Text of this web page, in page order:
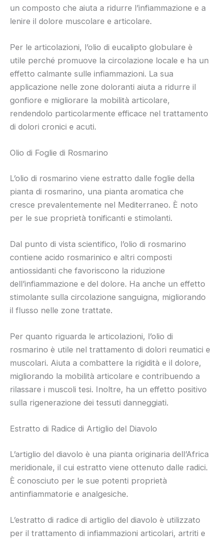
un composto che aiuta a ridurre l’infiammazione e a
lenire il dolore muscolare e articolare.
Per le articolazioni, l’olio di eucalipto globulare è
utile perché promuove la circolazione locale e ha un
effetto calmante sulle infiammazioni. La sua
applicazione nelle zone doloranti aiuta a ridurre il
gonfiore e migliorare la mobilità articolare,
rendendolo particolarmente efficace nel trattamento
di dolori cronici e acuti.
Olio di Foglie di Rosmarino
L’olio di rosmarino viene estratto dalle foglie della
pianta di rosmarino, una pianta aromatica che
cresce prevalentemente nel Mediterraneo. È noto
per le sue proprietà tonificanti e stimolanti.
Dal punto di vista scientifico, l’olio di rosmarino
contiene acido rosmarinico e altri composti
antiossidanti che favoriscono la riduzione
dell’infiammazione e del dolore. Ha anche un effetto
stimolante sulla circolazione sanguigna, migliorando
il flusso nelle zone trattate.
Per quanto riguarda le articolazioni, l’olio di
rosmarino è utile nel trattamento di dolori reumatici e
muscolari. Aiuta a combattere la rigidità e il dolore,
migliorando la mobilità articolare e contribuendo a
rilassare i muscoli tesi. Inoltre, ha un effetto positivo
sulla rigenerazione dei tessuti danneggiati.
Estratto di Radice di Artiglio del Diavolo
L’artiglio del diavolo è una pianta originaria dell’Africa
meridionale, il cui estratto viene ottenuto dalle radici.
È conosciuto per le sue potenti proprietà
antinfiammatorie e analgesiche.
L’estratto di radice di artiglio del diavolo è utilizzato
per il trattamento di infiammazioni articolari, artriti e